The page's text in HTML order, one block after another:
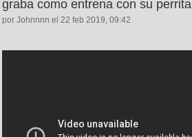
graba como entrena con su perrita
por Johnnnn el 22 feb 2019, 09:42